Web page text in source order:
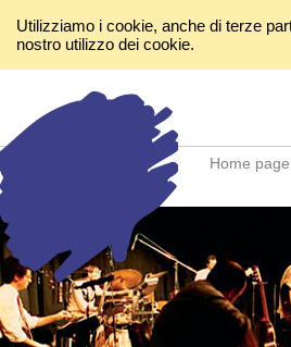
Utilizziamo i cookie, anche di terze
nostro utilizzo dei cookie.
Home page